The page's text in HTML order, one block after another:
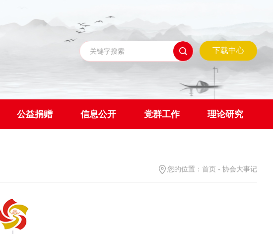
下载中心
公益捐赠 信息公开 党群工作 理论研究
您的位置： 首页 - 协会大事记